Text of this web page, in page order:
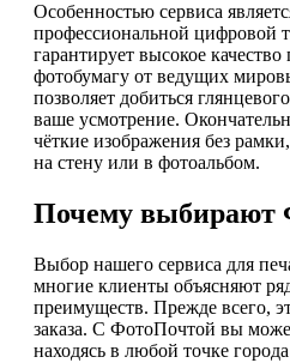
Особенностью сервиса
профессиональной цифровой
гарантирует высокое
фотобумагу от ведущих
позволяет добиться
ваше усмотрение.
чёткие изображения без
на стену или в фотоальбом.
Почему выбирают
Выбор нашего сервиса для
многие клиенты объясняют
преимуществ. Прежде всего,
заказа. С ФотоПочтой вы
находясь в любой точке